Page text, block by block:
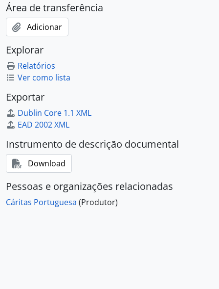
Área de transferência
Adicionar
Explorar
Relatórios
Ver como lista
Exportar
Dublin Core 1.1 XML
EAD 2002 XML
Instrumento de descrição documental
Download
Pessoas e organizações relacionadas
Cáritas Portuguesa (Produtor)